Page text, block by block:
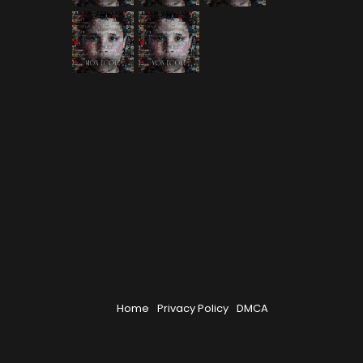
Home Privacy Policy DMCA